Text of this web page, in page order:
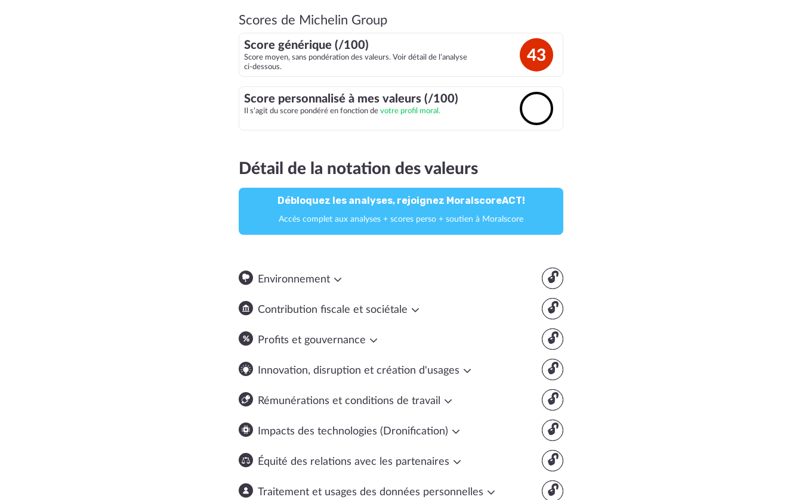
Scores de Michelin Group
Score générique (/100)
Score moyen, sans pondération des valeurs. Voir détail de l’analyse
ci-dessous.
43
Score personnalisé à mes valeurs (/100)
Il s’agit du score pondéré en fonction de votre profil moral.
Détail de la notation des valeurs
Débloquez les analyses, rejoignez MoralscoreACT!
Accès complet aux analyses + scores perso + soutien à Moralscore
🔓
Environnement
🔓
Contribution fiscale et sociétale
🔓
Profits et gouvernance
🔓
Innovation, disruption et création d'usages
🔓
Rémunérations et conditions de travail
🔓
Impacts des technologies (Dronification)
🔓
Équité des relations avec les partenaires
🔓
Traitement et usages des données personnelles